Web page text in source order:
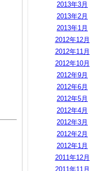
2013年3月
2013年2月
2013年1月
2012年12月
2012年11月
2012年10月
2012年9月
2012年6月
2012年5月
2012年4月
2012年3月
2012年2月
2012年1月
2011年12月
2011年11月